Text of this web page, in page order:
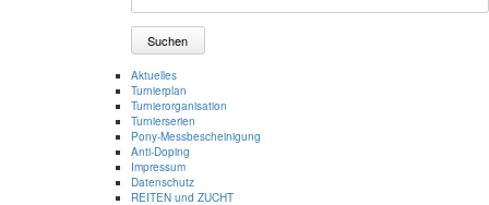
Suchen
Aktuelles
Turnierplan
Turnierorganisation
Turnierserien
Pony-Messbescheinigung
Anti-Doping
Impressum
Datenschutz
REITEN und ZUCHT